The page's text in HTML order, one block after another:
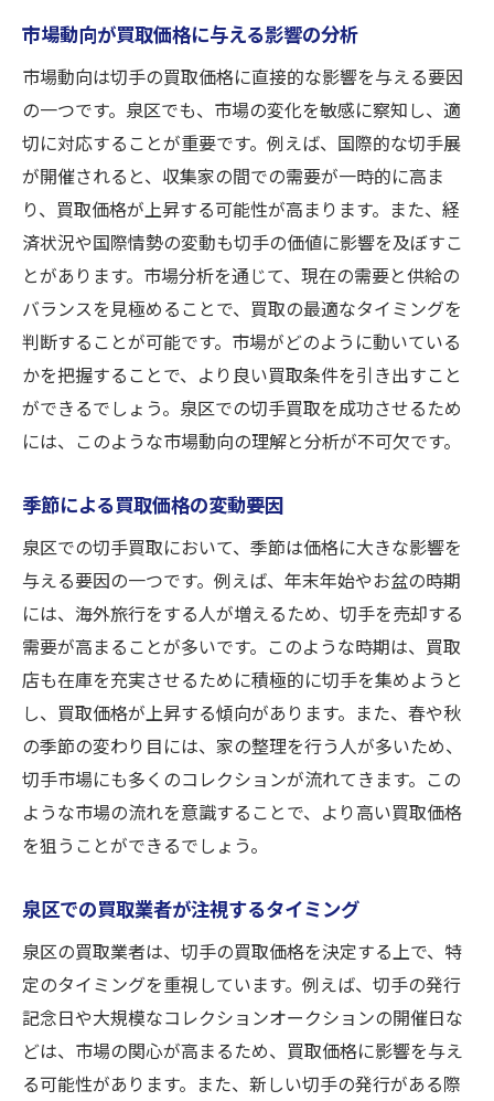
市場動向が買取価格に与える影響の分析
市場動向は切手の買取価格に直接的な影響を与える要因
の一つです。泉区でも、市場の変化を敏感に察知し、適
切に対応することが重要です。例えば、国際的な切手展
が開催されると、収集家の間での需要が一時的に高ま
り、買取価格が上昇する可能性が高まります。また、経
済状況や国際情勢の変動も切手の価値に影響を及ぼすこ
とがあります。市場分析を通じて、現在の需要と供給の
バランスを見極めることで、買取の最適なタイミングを
判断することが可能です。市場がどのように動いている
かを把握することで、より良い買取条件を引き出すこと
ができるでしょう。泉区での切手買取を成功させるため
には、このような市場動向の理解と分析が不可欠です。
季節による買取価格の変動要因
泉区での切手買取において、季節は価格に大きな影響を
与える要因の一つです。例えば、年末年始やお盆の時期
には、海外旅行をする人が増えるため、切手を売却する
需要が高まることが多いです。このような時期は、買取
店も在庫を充実させるために積極的に切手を集めようと
し、買取価格が上昇する傾向があります。また、春や秋
の季節の変わり目には、家の整理を行う人が多いため、
切手市場にも多くのコレクションが流れてきます。この
ような市場の流れを意識することで、より高い買取価格
を狙うことができるでしょう。
泉区での買取業者が注視するタイミング
泉区の買取業者は、切手の買取価格を決定する上で、特
定のタイミングを重視しています。例えば、切手の発行
記念日や大規模なコレクションオークションの開催日な
どは、市場の関心が高まるため、買取価格に影響を与え
る可能性があります。また、新しい切手の発行がある際